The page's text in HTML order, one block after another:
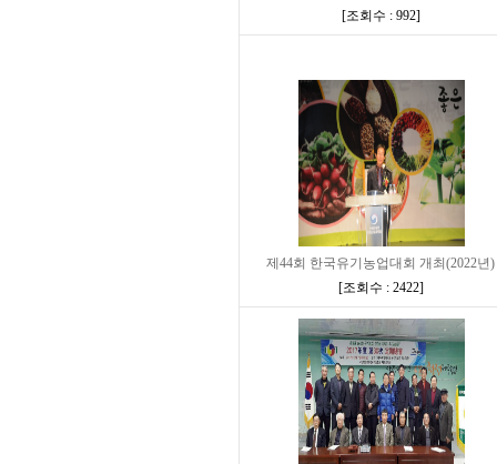
[조회수 : 992]
제44회 한국유기농업대회 개최(2022년)
[조회수 : 2422]